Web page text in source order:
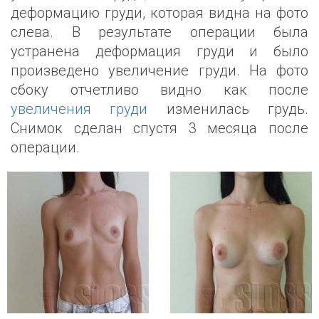
деформацию груди, которая видна на фото
слева. В результате операции была
устранена деформация груди и было
произведено увеличение груди. На фото
сбоку отчетливо видно как после
увеличения груди изменилась грудь.
Снимок сделан спустя 3 месяца после
операции.